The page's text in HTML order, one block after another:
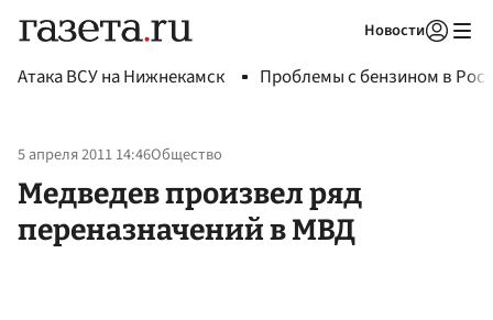
Новости
Атака ВСУ на Нижнекамск Проблемы с бензином в
5 апреля 2011 14:46Общество
Медведев произвел ряд
переназначений в МВД